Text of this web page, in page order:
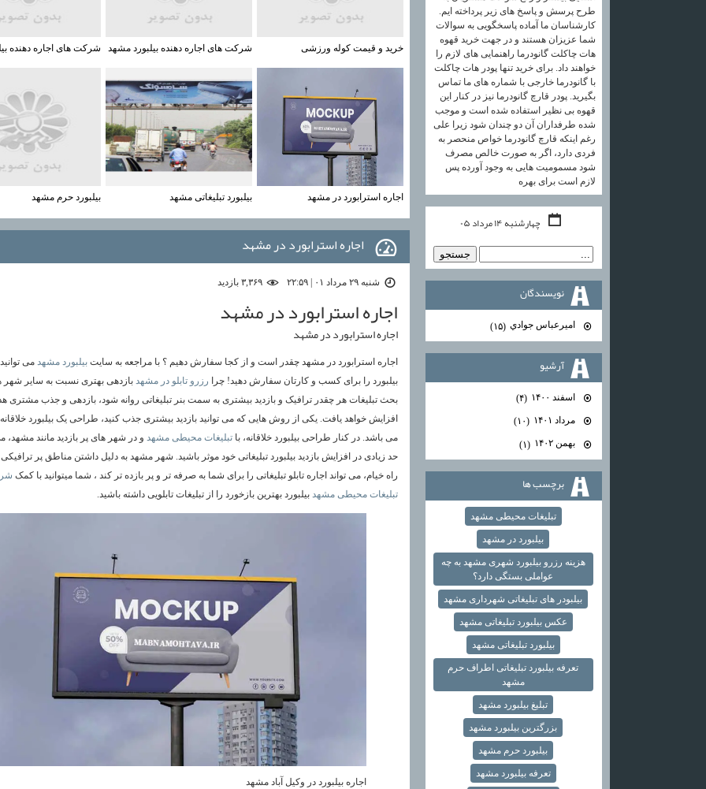
خرید و قیمت کوله ورزشی شرکت های اجاره دهنده بیلبورد مشهد شرکت های اجاره دهنده
اجاره استرابورد در مشهد بیلبورد تبلیغاتی مشهد بیلبورد حرم مشهد
اجاره استرابورد در مشهد
شنبه ۲۹ مرداد ۰۱ | ۲۲:۵۹ ۳,۳۶۹ بازديد
اجاره استرابورد در مشهد
اجاره استرابورد در مشهد
اجاره استرابورد در مشهد چقدر است و از کجا سفارش دهیم ؟ با مراجعه به سایتبیلبورد مشهد می
بیلبورد را برای کسب و کارتان سفارش دهید! چرا رزرو تابلو در مشهد بازدهی بهتری نسبت به سایر شهر
بحث تبلیغات هر چقدر ترافیک و بازدید بیشتری به سمت بنر تبلیغاتی روانه شود، بازدهی و جذب مشتری
افزایش خواهد یافت. یکی از روش هایی که می توانید بازدید بیشتری جذب کنید، طراحی یک بیلبورد
می باشد. در کنار طراحی بیلبورد خلاقانه، باتبلیغات محیطی مشهد و در شهر های پر بازدید مانند مشهد،
حد زیادی در افزایش بازدید بیلبورد تبلیغاتی خود موثر باشید. شهر مشهد به دلیل داشتن مناطق پر
راه خیام، می تواند اجاره تابلو تبلیغاتی را برای شما به صرفه تر و پر بازده تر کند ، شما میتوانید با کمک
تبلیغات محیطی مشهد بیلبورد بهترین بازخورد را از تبلیغات تابلویی داشته باشید.
اجاره بیلبورد در وکیل آباد مشهد
طرح پرسش و پاسخ های زیر پرداخته ایم.
کارشناسان ما آماده پاسخگویی به سوالات
شما عزیزان هستند و در جهت خرید قهوه
هات چاکلت گانودرما راهنمایی های لازم را
خواهند داد. برای خرید تنها پودر هات چاکلت
با گانودرما خارجی با شماره های ما تماس
بگیرید. پودر قارچ گانودرما نیز در کنار این
قهوه بی نظیر استفاده شده است و موجب
شده طرفداران آن دو چندان شود زیرا علی
رغم اینکه قارچ گانودرما خواص منحصر به
فردی دارد، اگر به صورت خالص مصرف
شود مسمومیت هایی به وجود آورده پس
لازم است برای بهره
چهارشنبه ۱۴ مرداد ۰۵
نويسندگان
اميرعباس جوادي (۱۵)
آرشيو
اسفند ۱۴۰۰
(۴)
مرداد ۱۴۰۱
(۱۰)
بهمن ۱۴۰۲
(۱)
برچسب ها
تبلیغات محیطی مشهد
بیلبورد در مشهد
هزینه رزرو بیلبورد شهری مشهد به چه
عواملی بستگی دارد؟
بیلبودر های تبلیغاتی شهرداری مشهد
عکس بیلبورد تبلیغاتی مشهد
بیلبورد تبلیغاتی مشهد
تعرفه بیلبورد تبلیغاتی اطراف حرم
مشهد
تبلیغ بیلبورد مشهد
بزرگترین بیلبورد مشهد
بیلبورد حرم مشهد
تعرفه بیلبورد مشهد